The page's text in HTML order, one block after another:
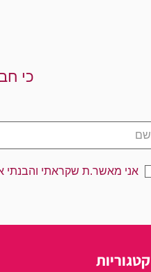
כי
אני מאשר.ת שקראתי והבנתי
קטגוריות